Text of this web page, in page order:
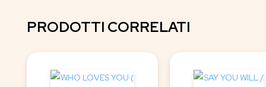
PRODOTTI CORRELATI